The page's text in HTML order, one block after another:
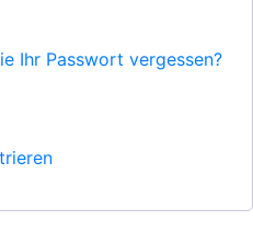
Ihr Passwort vergessen?